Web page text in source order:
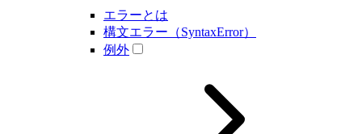
エラーとは
構文エラー（SyntaxError）
例外